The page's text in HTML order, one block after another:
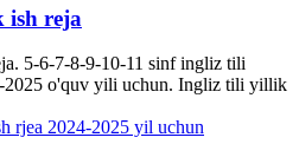
ish reja
5-6-7-8-9-10-11 sinf ingliz tili
2025 o'quv yili uchun. Ingliz tili yillik